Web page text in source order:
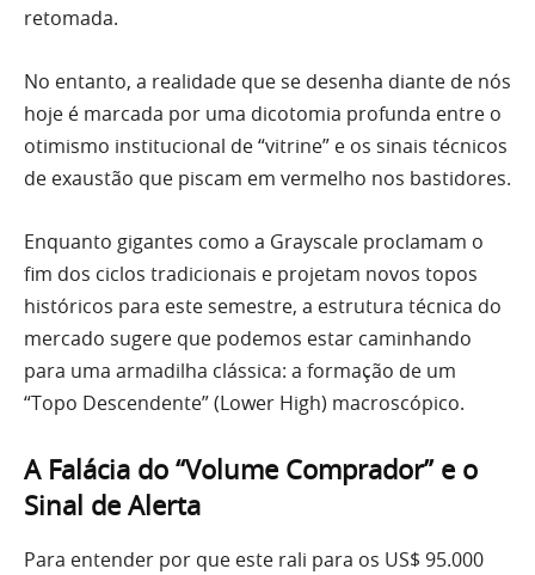
retomada.
No entanto, a realidade que se desenha diante de nós
hoje é marcada por uma dicotomia profunda entre o
otimismo institucional de “vitrine” e os sinais técnicos
de exaustão que piscam em vermelho nos bastidores.
Enquanto gigantes como a Grayscale proclamam o
fim dos ciclos tradicionais e projetam novos topos
históricos para este semestre, a estrutura técnica do
mercado sugere que podemos estar caminhando
para uma armadilha clássica: a formação de um
“Topo Descendente” (Lower High) macroscópico.
A Falácia do “Volume Comprador” e o
Sinal de Alerta
Para entender por que este rali para os US$ 95.000